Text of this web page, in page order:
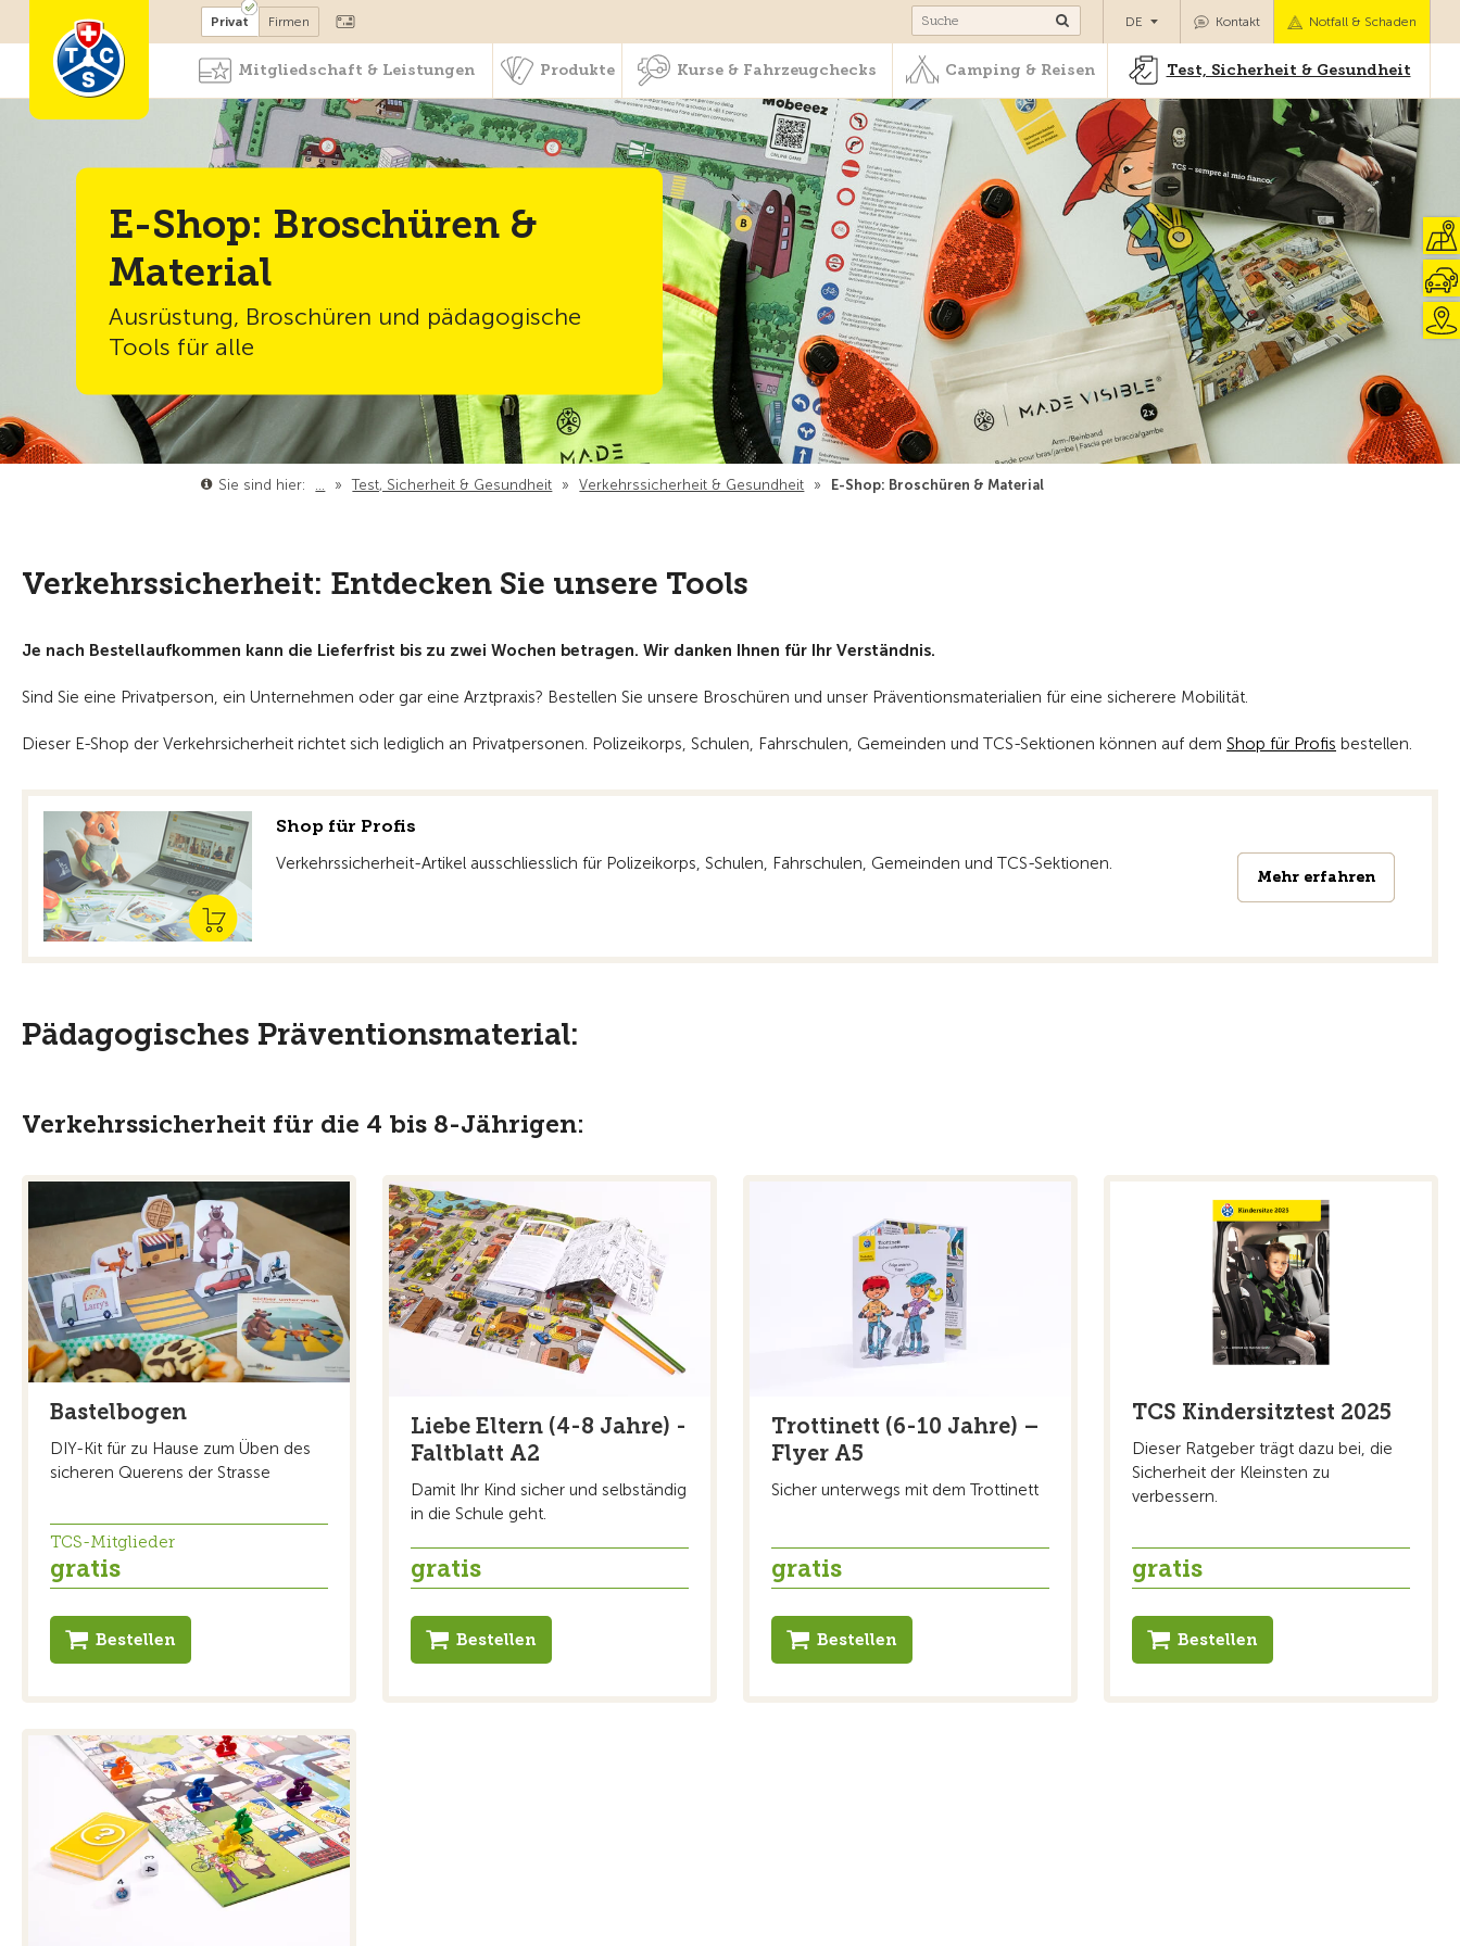
Mitglied werden Kurse & Fahrzeugchecks Camping & Reisen Test, Sicherheit & Gesundheit
Privat Firmen Kontakt Notfall & Schaden
DE
Mitgliedschaft & Leistungen Produkte Kurse & Fahrzeugchecks Camping & Reisen Test, Sicherheit & Gesundheit
E-Shop: Broschüren &
Material
Ausrüstung, Broschüren und pädagogische
Tools für alle
Sie sind hier: … » Test, Sicherheit & Gesundheit » Verkehrssicherheit & Gesundheit » E-Shop: Broschüren & Material
Verkehrssicherheit: Entdecken Sie unsere Tools
Je nach Bestellaufkommen kann die Lieferfrist bis zu zwei Wochen betragen. Wir danken Ihnen für Ihr Verständnis.
Sind Sie eine Privatperson, ein Unternehmen oder gar eine Arztpraxis? Bestellen Sie unsere Broschüren und unser Präventionsmaterialien für eine sicherere Mobilität.
Dieser E-Shop der Verkehrsicherheit richtet sich lediglich an Privatpersonen. Polizeikorps, Schulen, Fahrschulen, Gemeinden und TCS-Sektionen können auf dem Shop für Profis bestellen.
Shop für Profis
Verkehrssicherheit-Artikel ausschliesslich für Polizeikorps, Schulen, Fahrschulen, Gemeinden und TCS-Sektionen.
Mehr erfahren
Mehr erfahren
Pädagogisches Präventionsmaterial:
Verkehrssicherheit für die 4 bis 8-Jährigen:
Bastelbogen
DIY-Kit für zu Hause zum Üben des
sicheren Querens der Strasse
TCS-Mitglieder
gratis
Bestellen
Liebe Eltern (4-8 Jahre) -
Faltblatt A2
Damit Ihr Kind sicher und selbständig
in die Schule geht.
gratis
Bestellen
Trottinett (6-10 Jahre) –
Flyer A5
Sicher unterwegs mit dem Trottinett
gratis
Bestellen
TCS Kindersitztest 2025
Dieser Ratgeber trägt dazu bei, die
Sicherheit der Kleinsten zu
verbessern.
gratis
Bestellen